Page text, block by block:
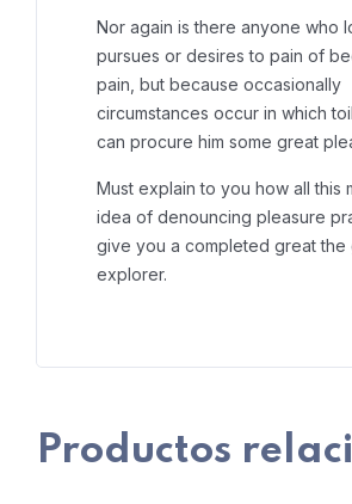
Nor again is there anyone who
pursues or desires to pain of
pain, but because occasionally
circumstances occur in which
can procure him some great
Must explain to you how all this
idea of denouncing pleasure
give you a completed great the
explorer.
Productos